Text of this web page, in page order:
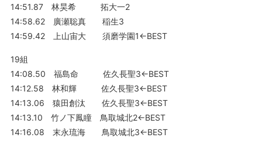
14:51.87 林昊希 拓大一2
14:58.62 廣瀬聡真 稲生3
14:59.42 上山宙大 須磨学園1←BEST
19組
14:08.50 福島命 佐久長聖3←BEST
14:12.58 林和輝 佐久長聖3←BEST
14:13.06 猿田創汰 佐久長聖3←BEST
14:13.10 竹ノ下鳳瞳 鳥取城北2←BEST
14:16.08 末永琉海 鳥取城北3←BEST